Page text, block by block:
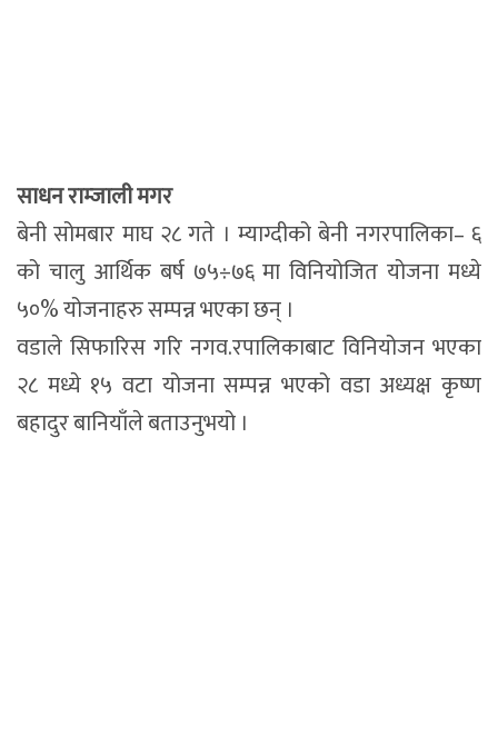
साधन राम्जाली मगर
बेनी सोमबार माघ २८ गते । म्याग्दीको बेनी नगरपालिका– ६
को चालु आर्थिक बर्ष ७५÷७६ मा विनियोजित योजना मध्ये
५०% योजनाहरु सम्पन्न भएका छन् ।
वडाले सिफारिस गरि नगव.रपालिकाबाट विनियोजन भएका
२८ मध्ये १५ वटा योजना सम्पन्न भएको वडा अध्यक्ष कृष्ण
बहादुर बानियाँले बताउनुभयो ।